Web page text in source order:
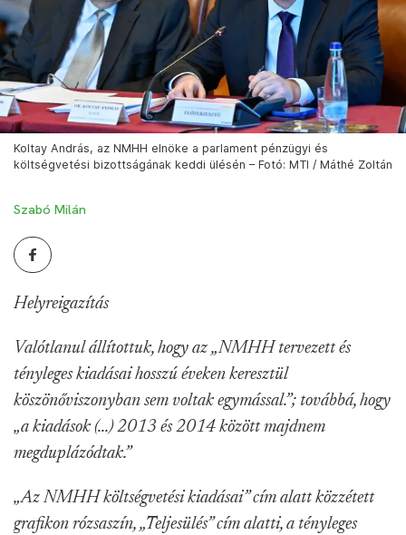
Koltay András, az NMHH elnöke a parlament pénzügyi és
költségvetési bizottságának keddi ülésén – Fotó: MTI / Máthé Zoltán
Szabó Milán
Helyreigazítás
Valótlanul állítottuk, hogy az „NMHH tervezett és
tényleges kiadásai hosszú éveken keresztül
köszönőviszonyban sem voltak egymással.”; továbbá, hogy
„a kiadások (...) 2013 és 2014 között majdnem
megduplázódtak.”
„Az NMHH költségvetési kiadásai” cím alatt közzétett
grafikon rózsaszín, „Teljesülés” cím alatti, a tényleges